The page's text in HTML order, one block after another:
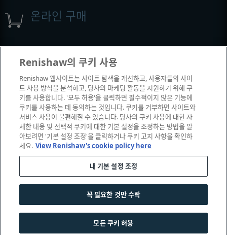
온라인 구매
전시회 및 컨퍼런스
Renishaw에서 참석하는 이벤트
© 2001–2026 Renishaw plc. All rights reserved.
법률 및 규정 준수|운영체제|
Renishaw의 쿠키 사용
Renishaw 웹사이트는 사이트 탐색을 개선하고, 사용자들의 사이
트 사용 방식을 분석하고, 당사의 마케팅 활동을 지원하기 위해 쿠
키를 사용합니다. '모두 허용'을 클릭하면 필수적이지 않은 기능에
쿠키를 사용하는 데 동의하는 것입니다. 쿠키를 거부하면 사이트와
서비스 사용이 불편해질 수 있습니다. 당사의 쿠키 사용에 대한 자
세한 내용 및 선택적 쿠키에 대한 기본 설정을 조정하는 방법을 알
아보려면 '기본 설정 조정'을 클릭하거나 쿠키 고지 사항을 확인하
세요. View Renishaw's cookie policy here
내 기본 설정 조정
꼭 필요한 것만 수락
모든 쿠키 허용